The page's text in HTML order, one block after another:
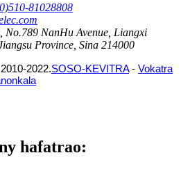
81028808
No.789 NanHu Avenue, Liangxi
Province, Sina 214000
2022.SOSO-KEVITRA- Vokatra
hafatrao: